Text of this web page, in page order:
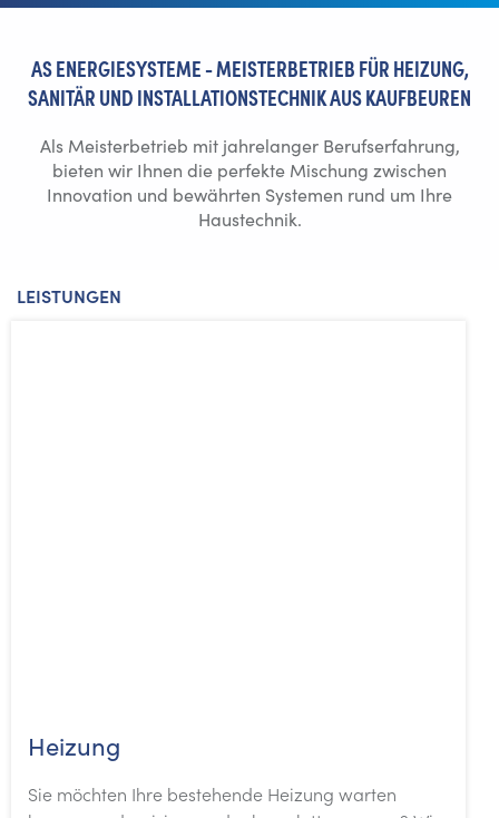
AS ENERGIESYSTEME - MEISTERBETRIEB FÜR HEIZUNG,
SANITÄR UND INSTALLATIONSTECHNIK AUS KAUFBEUREN
Als Meisterbetrieb mit jahrelanger Berufserfahrung,
bieten wir Ihnen die perfekte Mischung zwischen
Innovation und bewährten Systemen rund um Ihre
Haustechnik.
LEISTUNGEN
Heizung
Sie möchten Ihre bestehende Heizung warten